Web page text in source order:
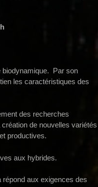
biodynamique. Par son
les caractéristiques des
des recherches
de nouvelles variétés
productives.
aux hybrides.
aux exigences des